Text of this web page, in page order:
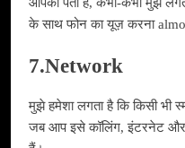
के साथ फोन का यूज़ करना
7.Network
मुझे हमेशा लगता है कि किसी भी
जब आप इसे कॉलिंग, इंटरनेट और